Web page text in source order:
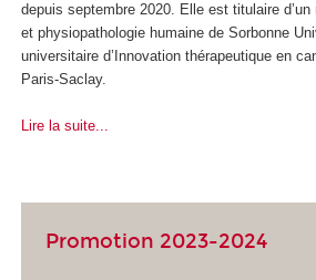
depuis septembre 2020. Elle est titulaire
et physiopathologie humaine de Sorbonne
universitaire d’Innovation thérapeutique en
Paris-Saclay.
Lire la suite...
Promotion 2023-2024